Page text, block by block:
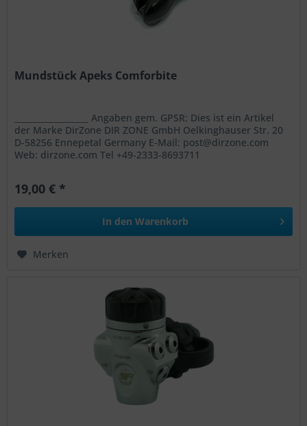
Mundstück Apeks Comforbite
__________________ Angaben gem. GPSR: Dies ist ein Artikel
der Marke DirZone DIR ZONE GmbH Oelkinghauser Str. 20
D-58256 Ennepetal Germany E-Mail: post@dirzone.com
Web: dirzone.com Tel +49-2333-8693711
19,00 € *
In den Warenkorb
Merken